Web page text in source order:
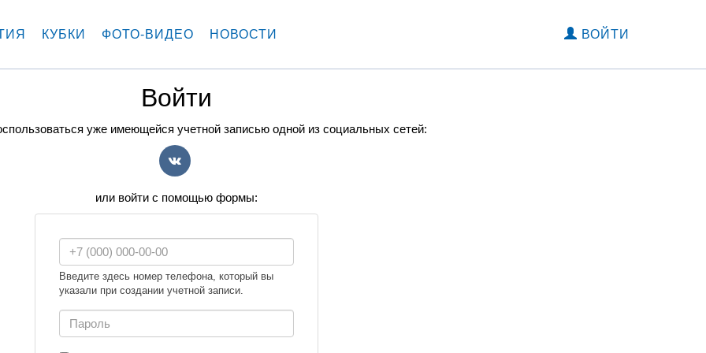
КУБКИ ФОТО-ВИДЕО НОВОСТИ ВОЙТИ
Войти
уже имеющейся учетной записью одной из социальных сетей:
или войти с помощью формы:
Введите здесь номер телефона, который вы
указали при создании учетной записи.